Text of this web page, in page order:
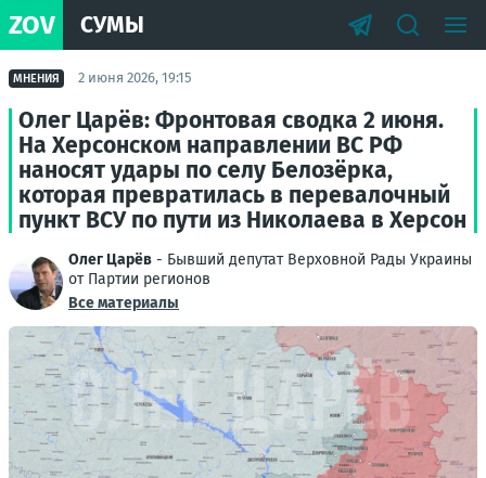
ZOV СУМЫ
МНЕНИЯ 2 июня 2026, 19:15
Олег Царёв: Фронтовая сводка 2 июня.
На Херсонском направлении ВС РФ
наносят удары по селу Белозёрка,
которая превратилась в перевалочный
пункт ВСУ по пути из Николаева в Херсон
Олег Царёв - Бывший депутат Верховной Рады Украины
от Партии регионов
Все материалы